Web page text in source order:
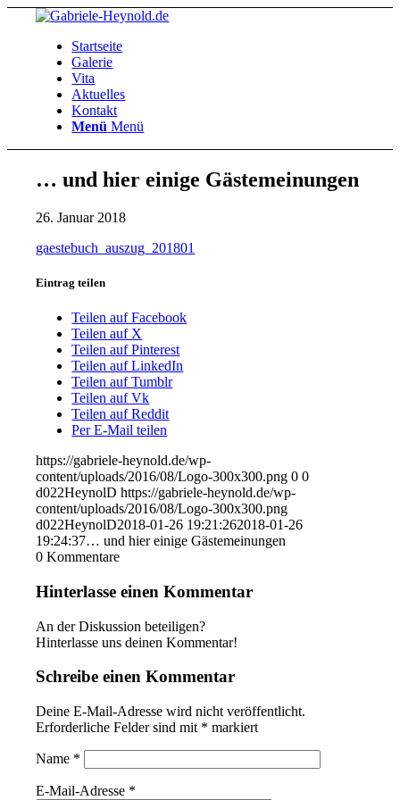
Startseite
Galerie
Vita
Aktuelles
Kontakt
Menü Menü
… und hier einige Gästemeinungen
26. Januar 2018
gaestebuch_auszug_201801
Eintrag teilen
Teilen auf Facebook
Teilen auf X
Teilen auf Pinterest
Teilen auf LinkedIn
Teilen auf Tumblr
Teilen auf Vk
Teilen auf Reddit
Per E-Mail teilen
https://gabriele-heynold.de/wp-
content/uploads/2016/08/Logo-300x300.png 0 0
d022HeynolD https://gabriele-heynold.de/wp-
content/uploads/2016/08/Logo-300x300.png
d022HeynolD2018-01-26 19:21:262018-01-26
19:24:37… und hier einige Gästemeinungen
0 Kommentare
Hinterlasse einen Kommentar
An der Diskussion beteiligen?
Hinterlasse uns deinen Kommentar!
Schreibe einen Kommentar
Deine E-Mail-Adresse wird nicht veröffentlicht.
Erforderliche Felder sind mit * markiert
Name *
E-Mail-Adresse *